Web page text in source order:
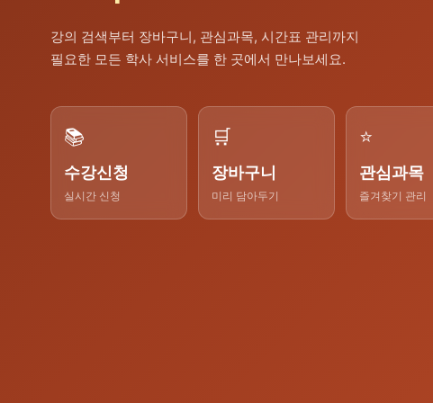
강의 검색부터 장바구니, 관심과목, 시간표 관리까지
필요한 모든 학사 서비스를 한 곳에서 만나보세요.
📚
수강신청
실시간 신청
🛒
장바구니
미리 담아두기
⭐
관심과목
즐겨찾기 관리